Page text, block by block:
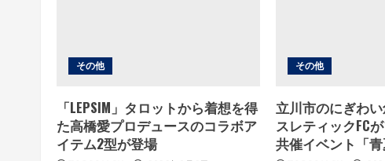
a
d
その他
「LEPSIM」タロットから着想を得
た高橋愛プロデュースのコラボア
イテム2型が登場
その他
立川市のにぎわ
スレティックFC
共催イベント「